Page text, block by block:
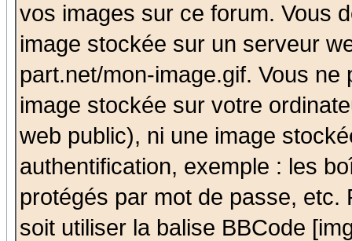
vos images sur ce forum. Vous
image stockée sur un serveur
part.net/mon-image.gif. Vous
image stockée sur votre
web public), ni une image
authentification, exemple : les
protégés par mot de passe,
soit utiliser la balise BBCode